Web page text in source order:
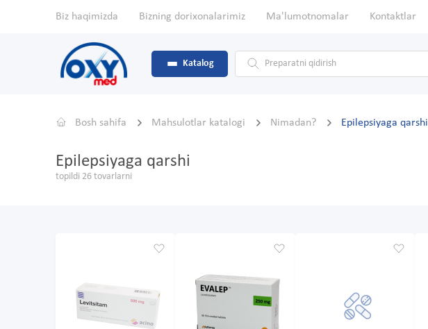
Biz haqimizda Bizning dorixonalarimiz Ma'lumotnomalar Kontaktlar
Katalog
Bosh sahifa Mahsulotlar katalogi Nimadan? Epilepsiyaga qarshi
Epilepsiyaga qarshi
topildi 26 tovarlarni